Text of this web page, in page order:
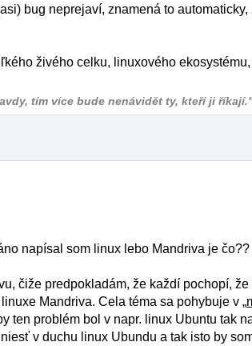
bug neprejaví, znamená to
živého celku, linuxového
tím více bude nenávidět ty, kteří ji
napísal som linux lebo Mandriva je
čiže predpokladám, že každí pochopí,
Mandriva. Cela téma sa pohybuje v „
ten problém bol v napr. linux Ubuntu tak
v duchu linux Ubundu a tak isto by